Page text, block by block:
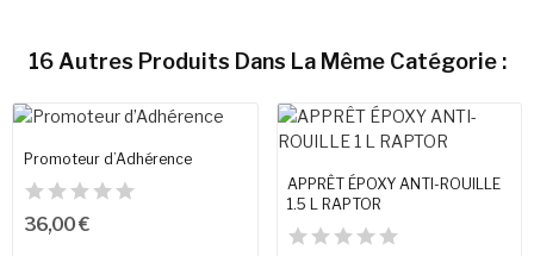
16 Autres Produits Dans La Même Catégorie :
Promoteur d’Adhérence
36,00 €
APPRÊT ÉPOXY ANTI-ROUILLE
1.5 L RAPTOR